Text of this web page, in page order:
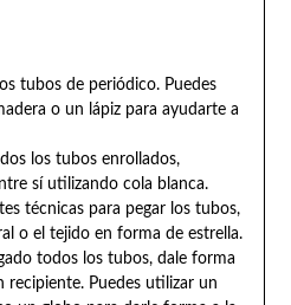
tubos de periódico. Puedes
o un lápiz para ayudarte a
los tubos enrollados,
sí utilizando cola blanca.
técnicas para pegar los tubos,
o el tejido en forma de estrella.
todos los tubos, dale forma
recipiente. Puedes utilizar un